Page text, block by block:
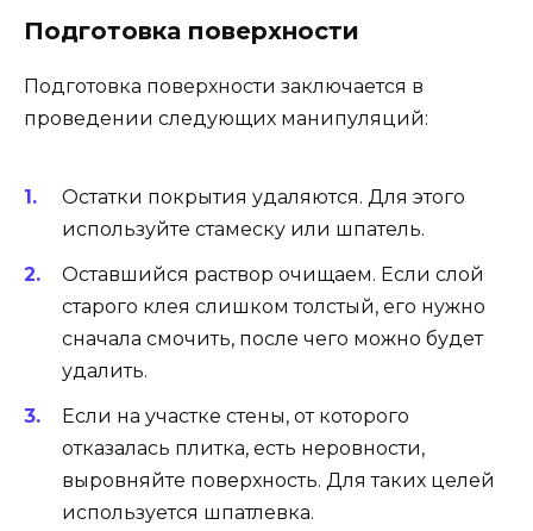
Подготовка поверхности
Подготовка поверхности заключается в
проведении следующих манипуляций:
Остатки покрытия удаляются. Для этого
используйте стамеску или шпатель.
Оставшийся раствор очищаем. Если слой
старого клея слишком толстый, его нужно
сначала смочить, после чего можно будет
удалить.
Если на участке стены, от которого
отказалась плитка, есть неровности,
выровняйте поверхность. Для таких целей
используется шпатлевка.